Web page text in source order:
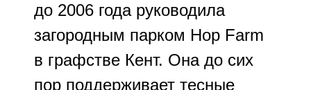
до 2006 года руководила
загородным парком Hop Farm
в графстве Кент. Она до сих
пор поддерживает тесные